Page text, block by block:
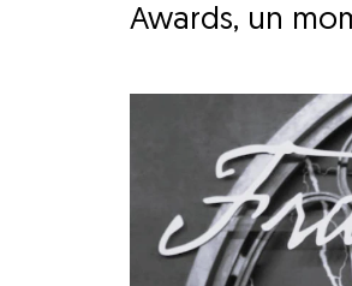
Awards, un